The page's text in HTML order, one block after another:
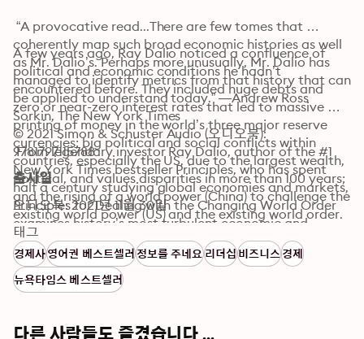
“A provocative read...There are few tomes that
coherently map such broad economic histories as well
as Mr. Dalio’s. Perhaps more unusually, Mr. Dalio has
managed to identify metrics from that history that can
be applied to understand today.” —Andrew Ross
Sorkin, The New York Times
From legendary investor Ray Dalio, author of the #1
New York Times bestseller Principles, who has spent
half a century studying global economies and markets,
Principles for Dealing with the Changing World Order
examines history’s most turbulent economic and
political periods to reveal why the times ahead will
likely be radically different from those we’ve
experienced in our lifetimes—and to offer practical
A few years ago, Ray Dalio noticed a confluence of
political and economic conditions he hadn’t
encountered before. They included huge debts and
zero or near-zero interest rates that led to massive
printing of money in the world’s three major reserve
currencies; big political and social conflicts within
countries, especially the US, due to the largest wealth,
political, and values disparities in more than 100 years;
and the rising of a world power (China) to challenge the
existing world power (US) and the existing world order.
The last time that this confluence occurred was
between 1930 and 1945. This realization sent Dalio on a
search for the repeating patterns and cause/effect
relationships underlying all major changes in wealth
© 2021 Simon & Schuster Audio (오디오북):
9781797115788
출시일
오디오북: 2021년 11월 30일
태그
경제사영어권 베스트셀러정보를 주네요리더십비즈니스경제
뉴욕타임스 베스트셀러
다른 사람들도 즐겼습니다 ...